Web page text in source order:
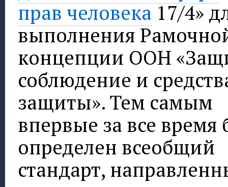
прав человека17/4»
выполнения
концепции ООН
соблюдение и
защиты». Тем самым
впервые за все время
определен всеобщий
стандарт,